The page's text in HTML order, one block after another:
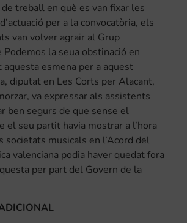
treball en què es van fixar les
per a la convocatòria, els
van volver agrair al Grup
la seua obstinació en
esmena per a aquest
diputat en Les Corts per Alacant,
va expressar als assistents
ben segurs de que sense el
el seu partit havia mostrar a l’hora
societats musicals en l’Acord del
valenciana podia haver quedat fora
per part del Govern de la